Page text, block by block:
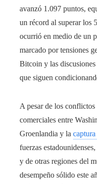
avanzó 1.097 puntos,
un récord al superar los
ocurrió en medio de un
marcado por tensiones
Bitcoin y las
que siguen
A pesar de los conflictos
comerciales entre
Groenlandia y la
fuerzas
y de otras regiones del
desempeño sólido este